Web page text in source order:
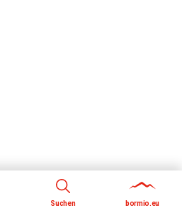
Suchen bormio.eu